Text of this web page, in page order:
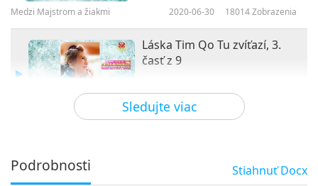
Sledujte viac
Medzi Majstrom a žiakmi 2020-06-30 18014Zobrazenia
Láska Tim Qo Tu zvíťazí, 3.
časť z 9
Medzi Majstrom a žiakmi 2020-07-01 31097
4
Podrobnosti StiahnuťDocx